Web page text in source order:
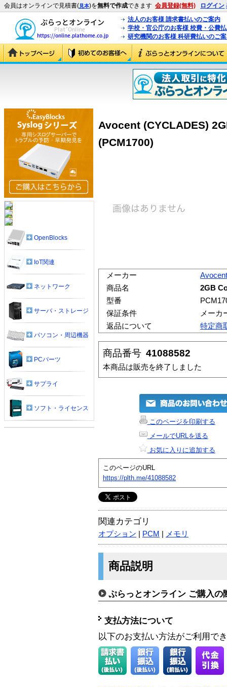
会員はオンラインで見積書(見本)を無料で作成できます 会員登録(無料) ログイン
法人のお客様 請求書払いのご案内
学校・官公庁のお客様 校費・公費
研究機関のお客様 科研費払いのご
Avocent (CYCLADES)
(PCM1700)
メーカー
商品名
2GB
型番
保証条件
メーカ
返品について
特定商
商品番号 41088582
本商品は販売を終了しました
このページを印刷する
メールでURLを送る
お気に入りに追加する
このページのURL
https://plth.me/41088582
関連カテゴリ
オプション PCM メモリ
商品説明
ぷらっとオンライン ご購入の
支払方法について
以下のお支払い方法がご利用で
OpenBlocks
IoT関連
ネットワーク
サーバ・ストレージ
パソコン・周辺機器
PCパーツ
サプライ
ソフト・ライセンス